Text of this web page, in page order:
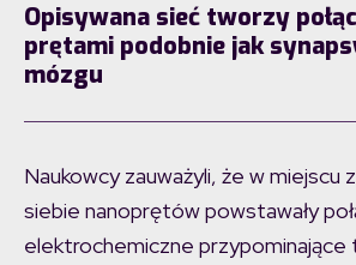
Opisywana sieć tworzy
prętami podobnie jak
mózgu
Naukowcy zauważyli, że w miejscu
siebie nanoprętów powstawały
elektrochemiczne przypominające